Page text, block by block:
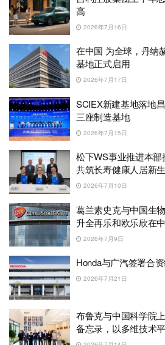
高
2026年7月16日
在中国 为全球，丹纳
基地正式启用
2026年7月17日
SCIEX新建基地落地
三座制造基地
2026年7月15日
松下WS事业推进本
共筑长寿健康人居新
2026年7月10日
葛兰素史克与中国生
升全再乐和欧乐欣在
2026年7月9日
Honda与广汽签署合
2026年7月21日
布鲁克与中国科学院
备忘录，以多维技术